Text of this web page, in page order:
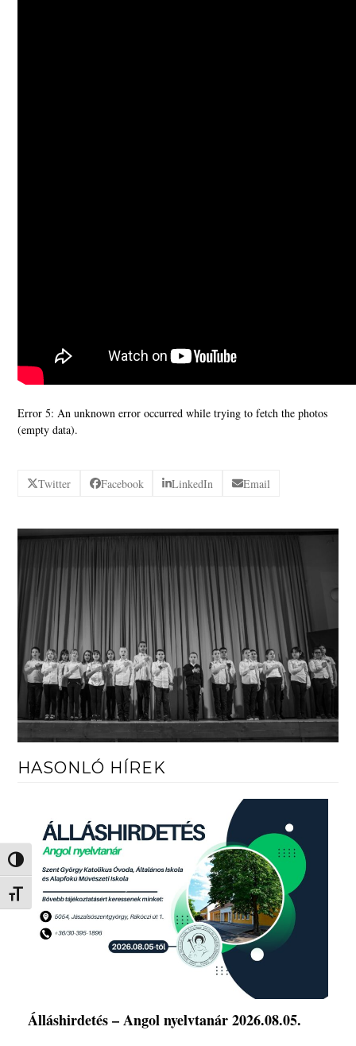
Nagy kontraszt váltása
Betűméret váltása
Error 5: An unknown error occurred while trying to fetch the photos
(empty data).
Twitter Facebook LinkedIn Email
HASONLÓ HÍREK
Álláshirdetés – Angol nyelvtanár 2026.08.05.